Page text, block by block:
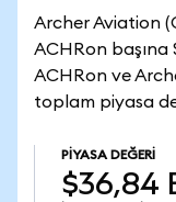
Archer Aviation
ACHRon başına
ACHRon ve
toplam piyasa
PIYASA DEĞERI
$36,84